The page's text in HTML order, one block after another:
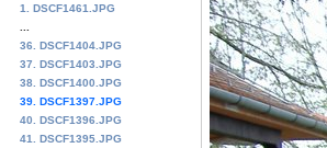
1. DSCF1461.JPG
36. DSCF1404.JPG
37. DSCF1403.JPG
38. DSCF1400.JPG
39. DSCF1397.JPG
40. DSCF1396.JPG
41. DSCF1395.JPG